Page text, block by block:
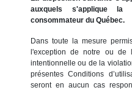
auxquels s'applique
consommateur du Québec.
Dans toute la mesure
l'exception de notre ou de
intentionnelle ou de la
présentes Conditions
seront en aucun cas